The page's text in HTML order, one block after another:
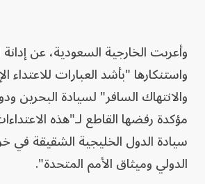
وأعربت الخارجية السعودية، عن
واستنكارها "بأشد العبارات للاعتداء
والانتهاك السافر" لسيادة البحرين
مؤكدة رفضها القاطع لـ"هذه
سيادة الدول الخليجية الشقيقة في
الدولي وميثاق الأمم المتحدة".